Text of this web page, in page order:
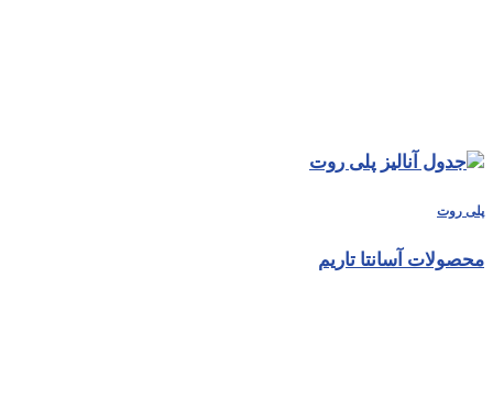
پلی روت
محصولات آسانتا تاریم